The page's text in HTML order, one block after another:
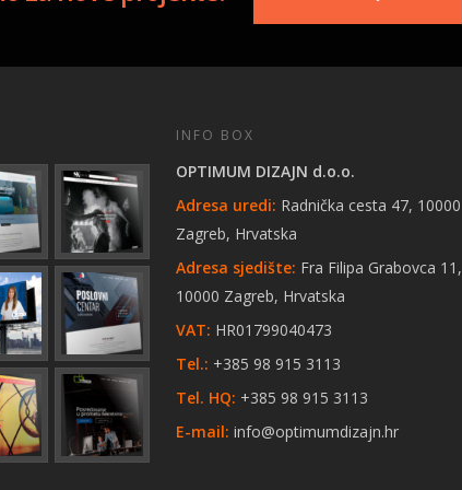
INFO BOX
OPTIMUM DIZAJN d.o.o.
Adresa uredi: Radnička cesta 47, 10000
Zagreb, Hrvatska
Adresa sjedište: Fra Filipa Grabovca 11,
10000 Zagreb, Hrvatska
VAT: HR01799040473
Tel.: +385 98 915 3113
Tel. HQ: +385 98 915 3113
E-mail: info@optimumdizajn.hr